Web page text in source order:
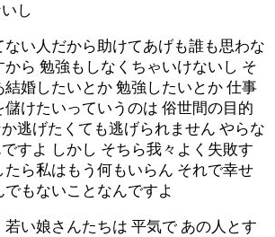
し
い人だから助けてあげも誰も思わな
から 勉強もしなくちゃいけないし そ
結婚したいとか 勉強したいとか 仕事
儲けたいっていうのは 俗世間の目的
逃げたくても逃げられません やらな
すよ しかし そちら我々よく失敗す
たら私はもう何もいらん それで幸せ
もないことなんですよ
若い娘さんたちは 平気で あの人とす